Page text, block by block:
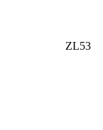
ZL53